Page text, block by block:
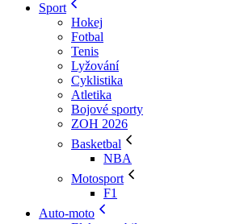
Sport
Hokej
Fotbal
Tenis
Lyžování
Cyklistika
Atletika
Bojové sporty
ZOH 2026
Basketbal
NBA
Motosport
F1
Auto-moto